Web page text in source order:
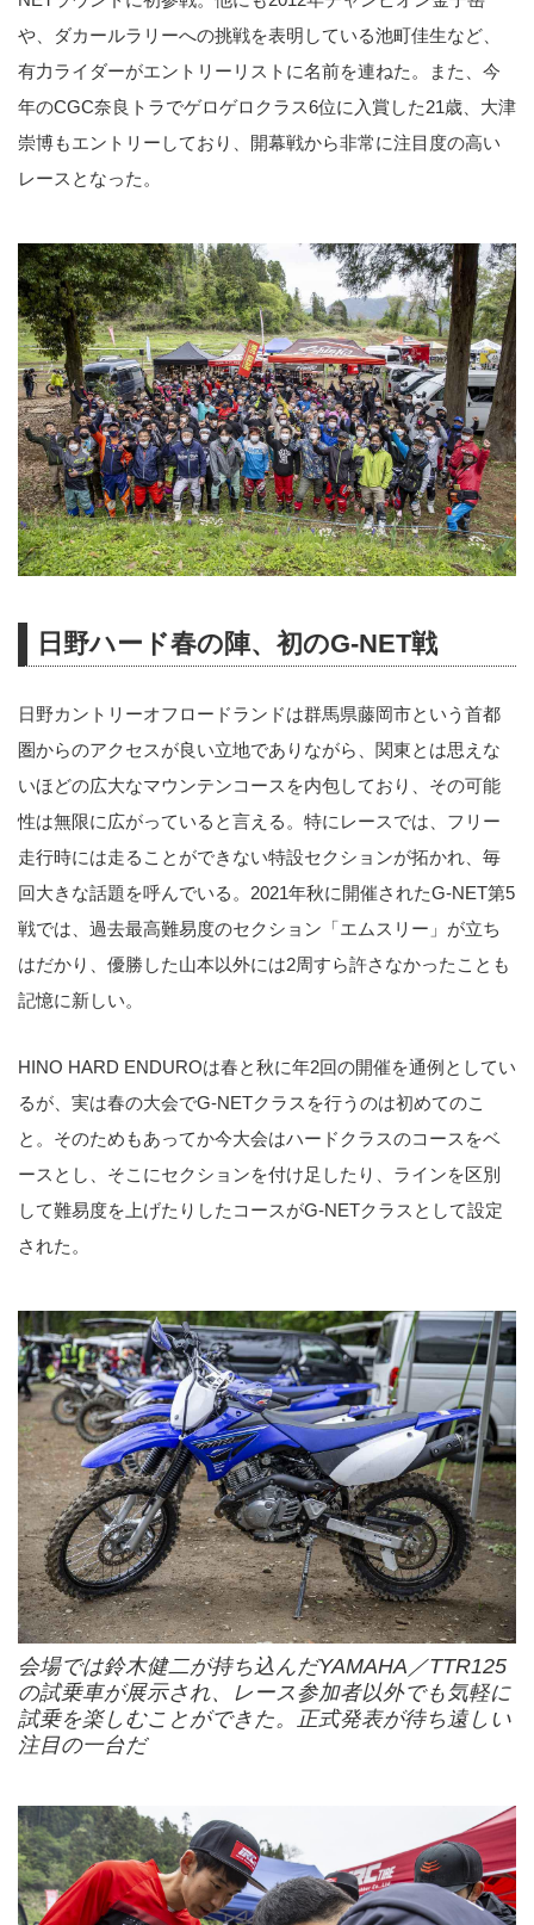
や、ダカールラリーへの挑戦を表明している池町佳生など、
有力ライダーがエントリーリストに名前を連ねた。また、今
年のCGC奈良トラでゲロゲロクラス6位に入賞した21歳、大津
崇博もエントリーしており、開幕戦から非常に注目度の高い
レースとなった。
日野ハード春の陣、初のG-NET戦
日野カントリーオフロードランドは群馬県藤岡市という首都
圏からのアクセスが良い立地でありながら、関東とは思えな
いほどの広大なマウンテンコースを内包しており、その可能
性は無限に広がっていると言える。特にレースでは、フリー
走行時には走ることができない特設セクションが拓かれ、毎
回大きな話題を呼んでいる。2021年秋に開催されたG-NET第5
戦では、過去最高難易度のセクション「エムスリー」が立ち
はだかり、優勝した山本以外には2周すら許さなかったことも
記憶に新しい。
HINO HARD ENDUROは春と秋に年2回の開催を通例としてい
るが、実は春の大会でG-NETクラスを行うのは初めてのこ
と。そのためもあってか今大会はハードクラスのコースをベ
ースとし、そこにセクションを付け足したり、ラインを区別
して難易度を上げたりしたコースがG-NETクラスとして設定
された。
会場では鈴木健二が持ち込んだYAMAHA／TTR125
の試乗車が展示され、レース参加者以外でも気軽に
試乗を楽しむことができた。正式発表が待ち遠しい
注目の一台だ